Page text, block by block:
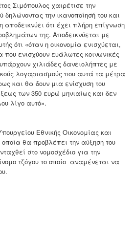
Σιμόπουλος χαιρέτισε την
δηλώνοντας την ικανοποίησή του και
αποδεικνύει ότι έχει πλήρη επίγνωση
της. Αποδεικνύεται με
ότι «όταν η οικονομία ενισχύεται,
ενισχύουν ευάλωτες κοινωνικές
χιλιάδες δανειολήπτες με
λογαριασμούς που αυτά τα μέτρα
και θα δουν μια ενίσχυση του
των 350 ευρώ μηνιαίως και δεν
λίγο αυτό».
Εθνικής Οικονομίας και
θα προβλέπει την αύξηση του
στο νομοσχέδιο για την
τζόγου το οποίο αναμένεται να